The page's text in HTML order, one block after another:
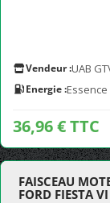
Vendeur :UAB
Energie :Essence
36,96 € TTC
FAISCEAU
FORD FIESTA